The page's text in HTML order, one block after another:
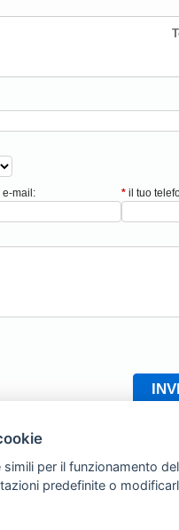
mail: *il tuo
cani di Fossombrone|
per il funzionamento
predefinite o